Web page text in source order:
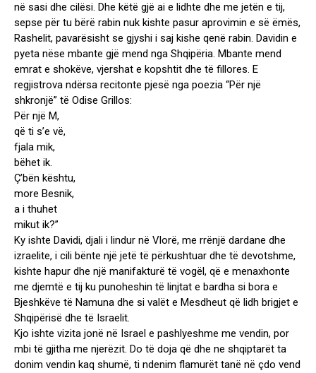
në sasi dhe cilësi. Dhe këtë gjë ai e lidhte dhe me jetën e tij,
sepse për tu bërë rabin nuk kishte pasur aprovimin e së ëmës,
Rashelit, pavarësisht se gjyshi i saj kishe qenë rabin. Davidin e
pyeta nëse mbante gjë mend nga Shqipëria. Mbante mend
emrat e shokëve, vjershat e kopshtit dhe të fillores. E
regjistrova ndërsa recitonte pjesë nga poezia “Për një
shkronjë” të Odise Grillos:
Për një M,
që ti s’e vë,
fjala mik,
bëhet ik.
Ç’bën kështu,
more Besnik,
a i thuhet
mikut ik?”
Ky ishte Davidi, djali i lindur në Vlorë, me rrënjë dardane dhe
izraelite, i cili bënte një jetë të përkushtuar dhe të devotshme,
kishte hapur dhe një manifakturë të vogël, që e menaxhonte
me djemtë e tij ku punoheshin të linjtat e bardha si bora e
Bjeshkëve të Namuna dhe si valët e Mesdheut që lidh brigjet e
Shqipërisë dhe të Israelit.
Kjo ishte vizita jonë në Israel e pashlyeshme me vendin, por
mbi të gjitha me njerëzit. Do të doja që dhe ne shqiptarët ta
donim vendin kaq shumë, ti ndenim flamurët tanë në çdo vend